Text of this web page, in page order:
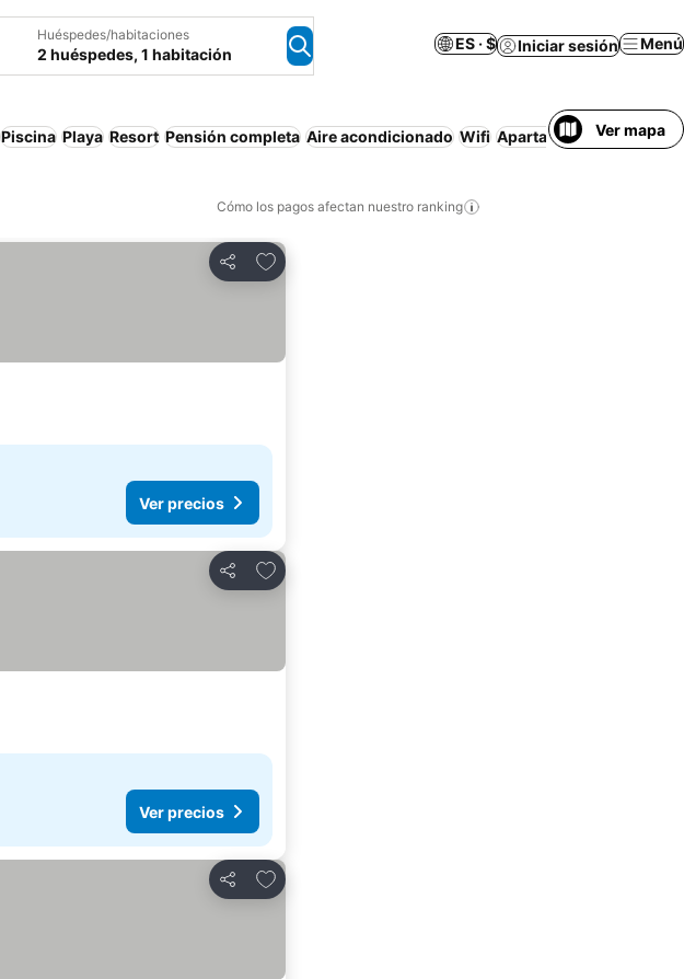
Huéspedes/habitaciones
2 huéspedes, 1 habitación
ES · $ Iniciar sesión Menú
Piscina Playa Resort Pensión completa Aire acondicionado Wifi Apartamento amueblado
Ver mapa
Cómo los pagos afectan nuestro ranking
Compartir
Agregar a favoritos
Ver precios
Compartir
Agregar a favoritos
Ver precios
Compartir
Agregar a favoritos